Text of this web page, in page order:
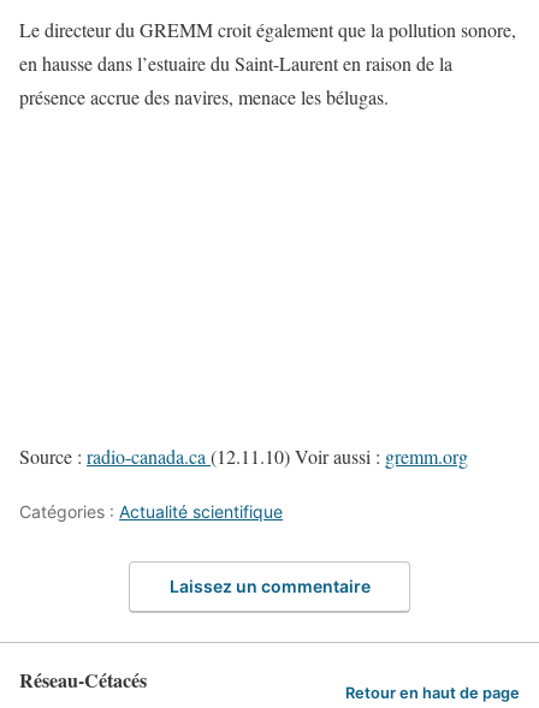
Le directeur du GREMM croit également que la pollution sonore,
en hausse dans l’estuaire du Saint-Laurent en raison de la
présence accrue des navires, menace les bélugas.
Source : radio-canada.ca (12.11.10) Voir aussi : gremm.org
Catégories : Actualité scientifique
Laissez un commentaire
Réseau-Cétacés Retour en haut de page